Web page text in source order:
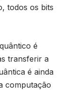
todos os bits
é
transferir a
é ainda
computação